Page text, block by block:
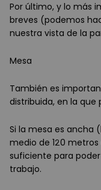
Por último, y lo más
breves (podemos
nuestra vista de la
Mesa
También es
distribuida, en la
Si la mesa es ancha
medio de 120
suficiente para
trabajo.